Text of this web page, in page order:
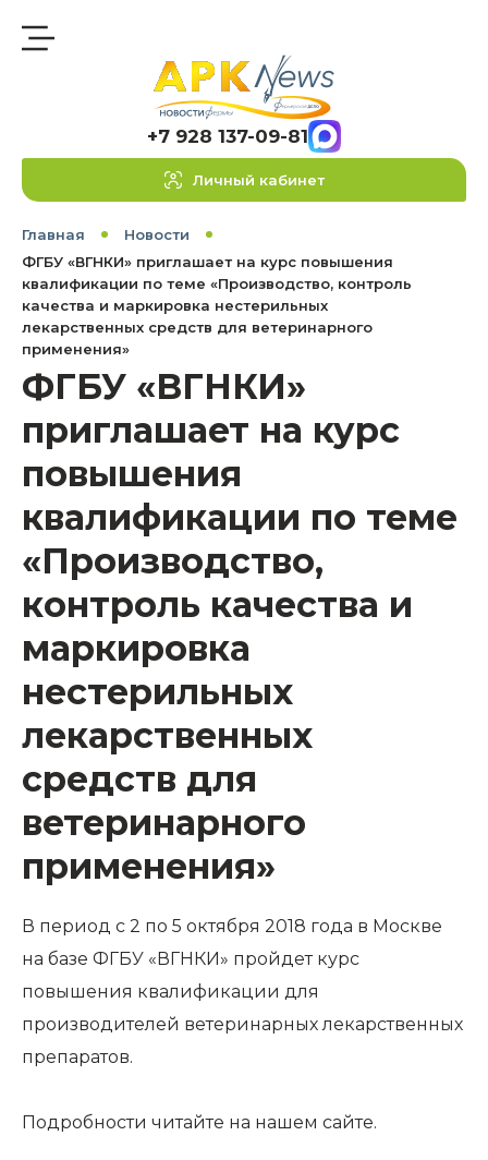
+7 928 137-09-81
Личный кабинет
Главная
Новости
ФГБУ «ВГНКИ» приглашает на курс повышения
квалификации по теме «Производство, контроль
качества и маркировка нестерильных
лекарственных средств для ветеринарного
применения»
ФГБУ «ВГНКИ»
приглашает на курс
повышения
квалификации по теме
«Производство,
контроль качества и
маркировка
нестерильных
лекарственных
средств для
ветеринарного
применения»
В период с 2 по 5 октября 2018 года в Москве
на базе ФГБУ «ВГНКИ» пройдет курс
повышения квалификации для
производителей ветеринарных лекарственных
препаратов.
Подробности читайте на нашем сайте.